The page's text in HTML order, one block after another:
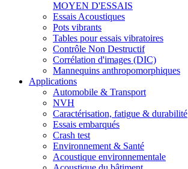
MOYEN D'ESSAIS
Essais Acoustiques
Pots vibrants
Tables pour essais vibratoires
Contrôle Non Destructif
Corrélation d'images (DIC)
Mannequins anthropomorphiques
Applications
Automobile & Transport
NVH
Caractérisation, fatigue & durabilité
Essais embarqués
Crash test
Environnement & Santé
Acoustique environnementale